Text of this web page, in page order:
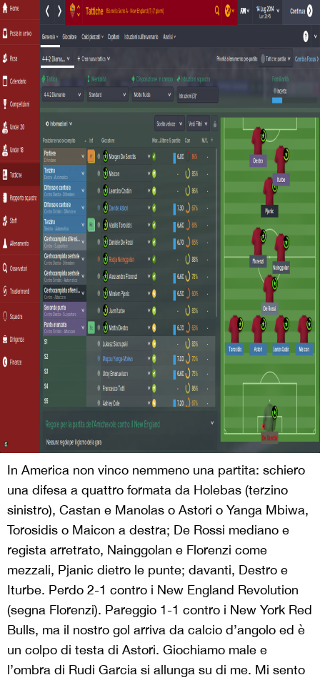
In America non vinco nemmeno una partita: schiero
una difesa a quattro formata da Holebas (terzino
sinistro), Castan e Manolas o Astori o Yanga Mbiwa,
Torosidis o Maicon a destra; De Rossi mediano e
regista arretrato, Nainggolan e Florenzi come
mezzali, Pjanic dietro le punte; davanti, Destro e
Iturbe. Perdo 2-1 contro i New England Revolution
(segna Florenzi). Pareggio 1-1 contro i New York Red
Bulls, ma il nostro gol arriva da calcio d’angolo ed è
un colpo di testa di Astori. Giochiamo male e
l’ombra di Rudi Garcia si allunga su di me. Mi sento